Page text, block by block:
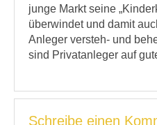
junge Markt seine
überwindet und damit
Anleger versteh- und
sind Privatanleger auf
Schreibe einen